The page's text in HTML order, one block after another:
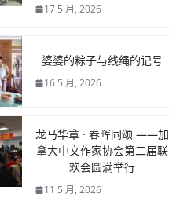
17 5 月, 2026
婆婆的粽子与线绳的记号
16 5 月, 2026
龙马华章 · 春晖同颂 ——加
拿大中文作家协会第二届联
欢会圆满举行
11 5 月, 2026